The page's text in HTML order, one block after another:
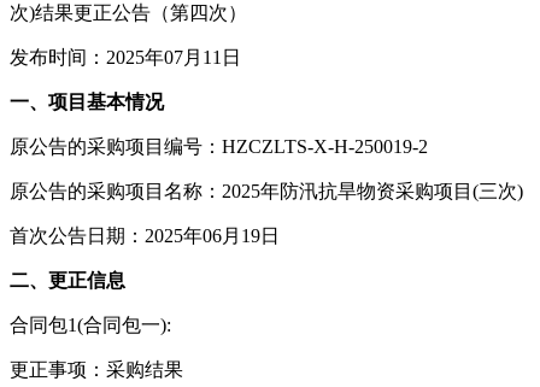
次)结果更正公告（第四次）
发布时间：2025年07月11日
一、项目基本情况
原公告的采购项目编号：HZCZLTS-X-H-250019-2
原公告的采购项目名称：2025年防汛抗旱物资采购项目(三次)
首次公告日期：2025年06月19日
二、更正信息
合同包1(合同包一):
更正事项：采购结果